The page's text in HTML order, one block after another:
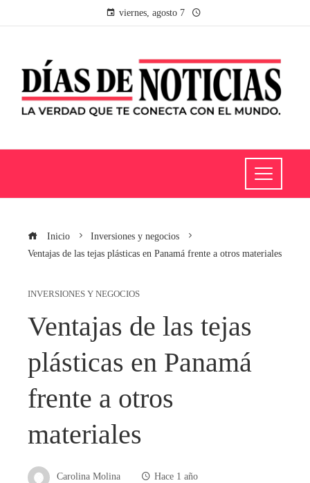
viernes, agosto 7
Inicio
Inversiones y negocios
Ventajas de las tejas plásticas en Panamá frente a otros materiales
INVERSIONES Y NEGOCIOS
Ventajas de las tejas
plásticas en Panamá
frente a otros
materiales
Carolina Molina Hace 1 año